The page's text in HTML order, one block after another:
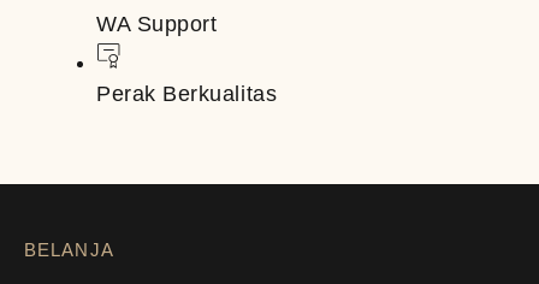
WA Support
Perak Berkualitas
BELANJA